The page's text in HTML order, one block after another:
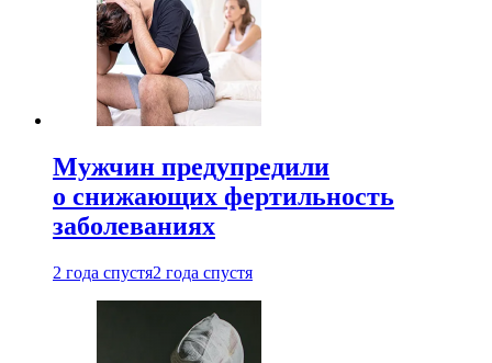
Мужчин предупредили
о снижающих фертильность
заболеваниях
2 года спустя2 года спустя